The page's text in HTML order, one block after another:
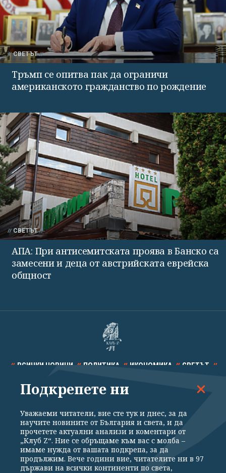
СВЕТЪТ
Тръмп се опитва пак да ограничи
американското гражданство по рождение
СВЕТЪТ
АПА: При антисемитската проява в Банско са
замесени и деца от австрийската еврейска
общност
ВСИЧКИ НОВИНИ ПОЛИТИКА ИКОНОМИКА СВЕТЪТ
СПОРТ КУЛТУРА ТЕХНОЛОГИИ КАЛЕЙДОСКОП
Общи условия Политика за поверителност
Подкрепете ни
Уважаеми читатели, вие сте тук и днес, за да
научите новините от България и света, и да
прочетете актуални анализи и коментари от
„Клуб Z“. Ние се обръщаме към вас с молба –
имаме нужда от вашата подкрепа, за да
продължим. Вече години вие, читателите ни в 97
държави на всички континенти по света,